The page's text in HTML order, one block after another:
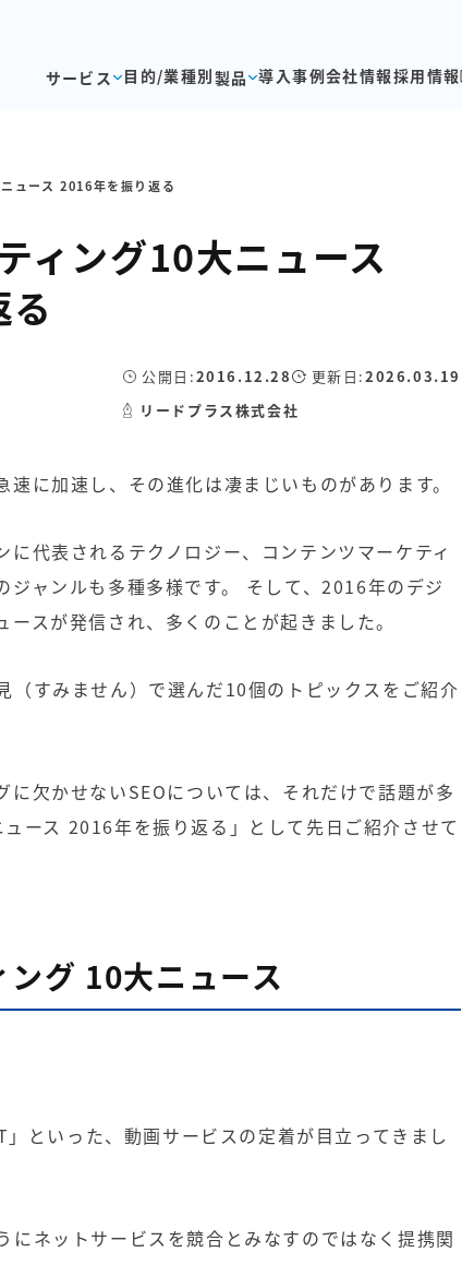
サービス 目的/業種別製品 導入事例会社情報採用情報
ュース 2016年を振り返る
ィング10大ニュース
公開日:2016.12.28 更新日:2026.03.19
リードプラス株式会社
に加速し、その進化は凄まじいものがあります。
代表されるテクノロジー、 コンテンツマーケティ
ャンルも多種多様です。 そして、2016年のデジ
スが発信され、多くのことが起きました。
（すみません）で選んだ10個のトピックスをご紹介
に欠かせないSEOについては、それだけで話題が多
ース 2016年を振り返る 」として先日ご紹介させて
ング 10大ニュース
」といった、動画サービスの定着が目立ってきまし
にネットサービスを競合とみなすのではなく提携関